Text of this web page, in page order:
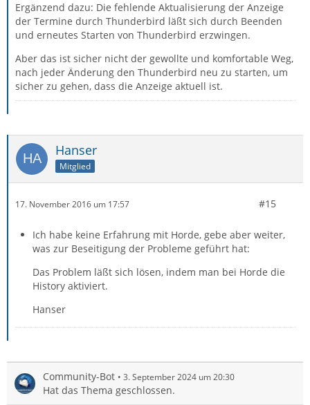
Ergänzend dazu: Die fehlende Aktualisierung der Anzeige
der Termine durch Thunderbird läßt sich durch Beenden
und erneutes Starten von Thunderbird erzwingen.
Aber das ist sicher nicht der gewollte und komfortable Weg,
nach jeder Änderung den Thunderbird neu zu starten, um
sicher zu gehen, dass die Anzeige aktuell ist.
Hanser
Mitglied
17. November 2016 um 17:57 #15
Ich habe keine Erfahrung mit Horde, gebe aber weiter,
was zur Beseitigung der Probleme geführt hat:
Das Problem läßt sich lösen, indem man bei Horde die
History aktiviert.
Hanser
Community-Bot 3. September 2024 um 20:30
Hat das Thema geschlossen.